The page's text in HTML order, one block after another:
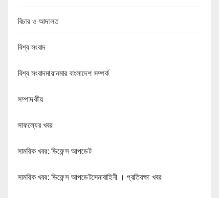
বিচার ও আদালত
বিশ্ব সংবাদ
বিশ্ব সংবাদমায়ানমার বাংলাদেশ সম্পর্ক
সম্পাদকীয়
সাফল্যের খবর
সামরিক খবর: ডিফেন্স আপডেট
সামরিক খবর: ডিফেন্স আপডেটসেনাবাহিনী । প্রতিরক্ষা খবর